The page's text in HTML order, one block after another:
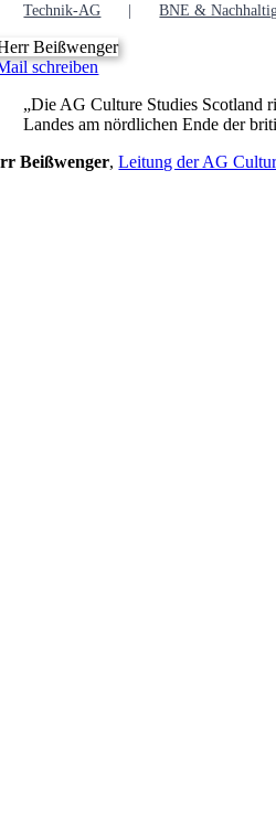
Technik-AG
BNE &
schreiben
„Die AG Culture Studies Scotland
Landes am nördlichen Ende der
Beißwenger,Leitung der AG